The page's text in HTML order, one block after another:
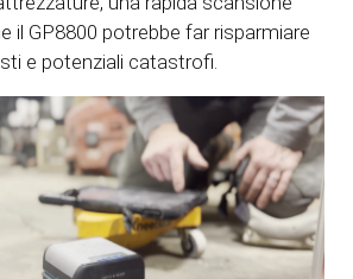
il GP8800 potrebbe far risparmiare
e potenziali catastrofi.